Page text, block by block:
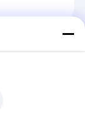
apoyo